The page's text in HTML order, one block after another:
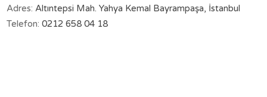
Adres: Altıntepsi Mah. Yahya Kemal Bayrampaşa, İstanbul
Telefon: 0212 658 04 18